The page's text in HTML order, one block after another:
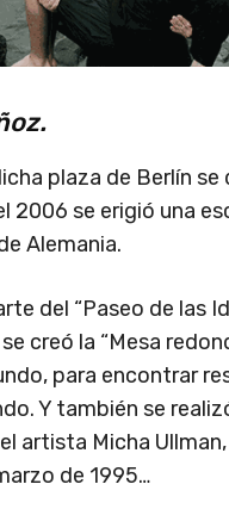
plaza de Berlín
2006 se erigió una
Alemania.
del “Paseo de las
creó la “Mesa
para encontrar
Y también se
artista Micha
de 1995…